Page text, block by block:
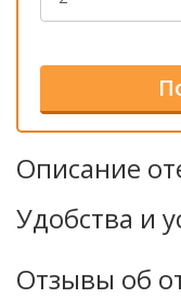
Описание
Удобства и
Отзывы об